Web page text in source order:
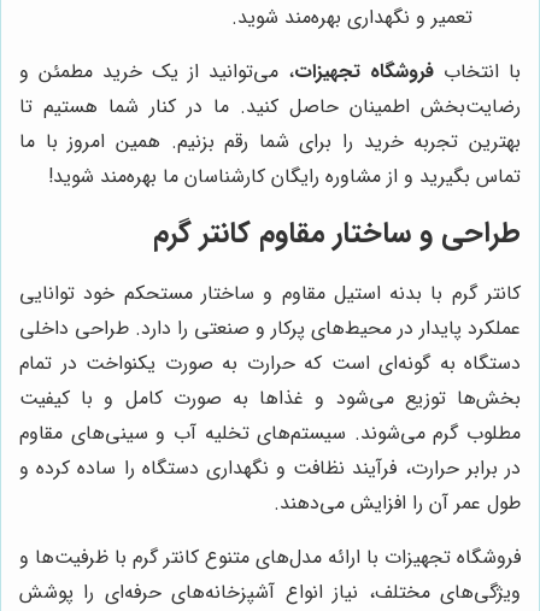
تعمیر و نگهداری بهره‌مند شوید.
با انتخاب فروشگاه تجهیزات، می‌توانید از یک خرید مطمئن و
رضایت‌بخش اطمینان حاصل کنید. ما در کنار شما هستیم تا
بهترین تجربه خرید را برای شما رقم بزنیم. همین امروز با ما
تماس بگیرید و از مشاوره رایگان کارشناسان ما بهره‌مند شوید!
طراحی و ساختار مقاوم کانتر گرم
کانتر گرم با بدنه استیل مقاوم و ساختار مستحکم خود توانایی
عملکرد پایدار در محیط‌های پرکار و صنعتی را دارد. طراحی داخلی
دستگاه به گونه‌ای است که حرارت به صورت یکنواخت در تمام
بخش‌ها توزیع می‌شود و غذاها به صورت کامل و با کیفیت
مطلوب گرم می‌شوند. سیستم‌های تخلیه آب و سینی‌های مقاوم
در برابر حرارت، فرآیند نظافت و نگهداری دستگاه را ساده کرده و
طول عمر آن را افزایش می‌دهند.
فروشگاه تجهیزات با ارائه مدل‌های متنوع کانتر گرم با ظرفیت‌ها و
ویژگی‌های مختلف، نیاز انواع آشپزخانه‌های حرفه‌ای را پوشش